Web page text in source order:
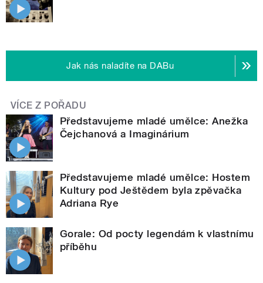
Jak nás naladíte na DABu
VÍCE Z POŘADU
Představujeme mladé umělce: Anežka
Čejchanová a Imaginárium
Představujeme mladé umělce: Hostem
Kultury pod Ještědem byla zpěvačka
Adriana Rye
Gorale: Od pocty legendám k vlastnímu
příběhu